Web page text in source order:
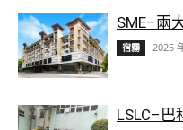
SME–兩
宿霧 2025
LSLC–巴